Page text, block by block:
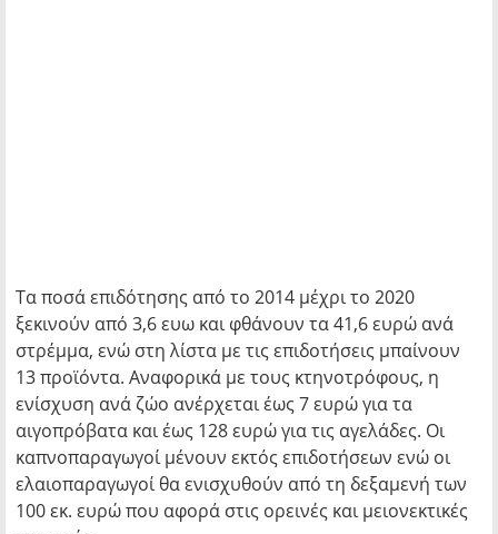
Τα ποσά επιδότησης από το 2014 μέχρι το 2020
ξεκινούν από 3,6 ευω και φθάνουν τα 41,6 ευρώ ανά
στρέμμα, ενώ στη λίστα με τις επιδοτήσεις μπαίνουν
13 προϊόντα. Αναφορικά με τους κτηνοτρόφους, η
ενίσχυση ανά ζώο ανέρχεται έως 7 ευρώ για τα
αιγοπρόβατα και έως 128 ευρώ για τις αγελάδες. Οι
καπνοπαραγωγοί μένουν εκτός επιδοτήσεων ενώ οι
ελαιοπαραγωγοί θα ενισχυθούν από τη δεξαμενή των
100 εκ. ευρώ που αφορά στις ορεινές και μειονεκτικές